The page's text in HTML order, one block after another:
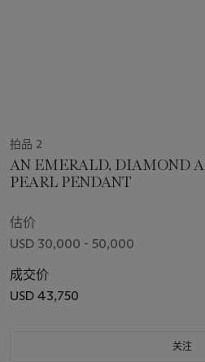
拍品 2
AN EMERALD, DIAMOND
PEARL PENDANT
估价
USD 30,000 - 50,000
成交价
USD 43,750
关注